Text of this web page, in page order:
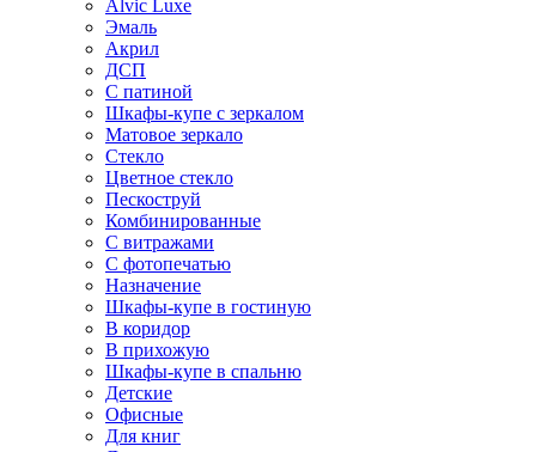
Alvic Luxe
Эмаль
Акрил
ДСП
С патиной
Шкафы-купе с зеркалом
Матовое зеркало
Стекло
Цветное стекло
Пескоструй
Комбинированные
С витражами
С фотопечатью
Назначение
Шкафы-купе в гостиную
В коридор
В прихожую
Шкафы-купе в спальню
Детские
Офисные
Для книг